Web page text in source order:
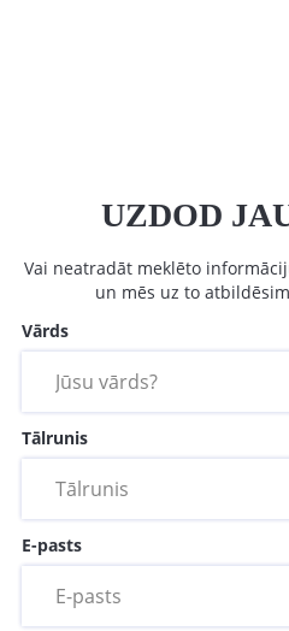
UZDOD
Vai neatradāt meklēto
un mēs uz to
Vārds
Tālrunis
E-pasts